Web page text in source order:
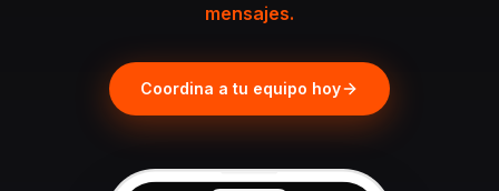
mensajes.
Coordina a tu equipo hoy